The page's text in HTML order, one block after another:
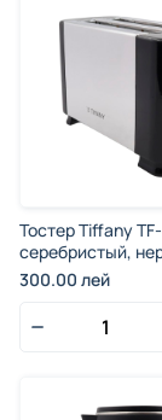
Тостер Tiffany
серебристый,
сталь и пластик,
300.00 лей